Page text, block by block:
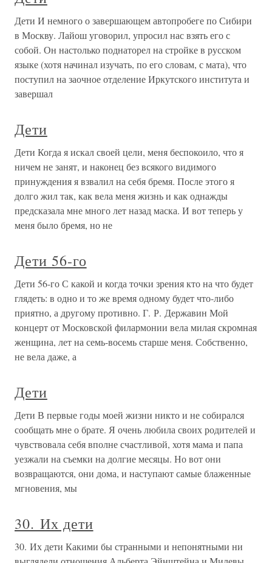
Дети И немного о завершающем автопробеге по Сибири
в Москву. Лайош уговорил, упросил нас взять его с
собой. Он настолько поднаторел на стройке в русском
языке (хотя начинал изучать, по его словам, с мата), что
поступил на заочное отделение Иркутского института и
завершал
Дети
Дети Когда я искал своей цели, меня беспокоило, что я
ничем не занят, и наконец без всякого видимого
принуждения я взвалил на себя бремя. После этого я
долго жил так, как вела меня жизнь и как однажды
предсказала мне много лет назад маска. И вот теперь у
меня было бремя, но не
Дети 56-го
Дети 56-го С какой и когда точки зрения кто на что будет
глядеть: в одно и то же время одному будет что-либо
приятно, а другому противно. Г. Р. Державин Мой
концерт от Московской филармонии вела милая скромная
женщина, лет на семь-восемь старше меня. Собственно,
не вела даже, а
Дети
Дети В первые годы моей жизни никто и не собирался
сообщать мне о брате. Я очень любила своих родителей и
чувствовала себя вполне счастливой, хотя мама и папа
уезжали на съемки на долгие месяцы. Но вот они
возвращаются, они дома, и наступают самые блаженные
мгновения, мы
30. Их дети
30. Их дети Какими бы странными и непонятными ни